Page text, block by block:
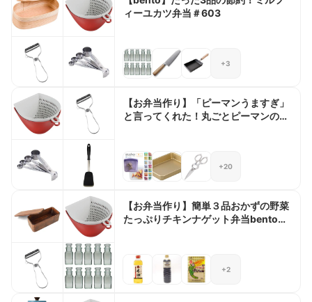
ィーユカツ弁当＃603
+3
【お弁当作り】「ピーマンうますぎ」
と言ってくれた！丸ごとピーマンのチ
+20
【お弁当作り】簡単３品おかずの野菜
たっぷりチキンナゲット弁当bento＃
+2